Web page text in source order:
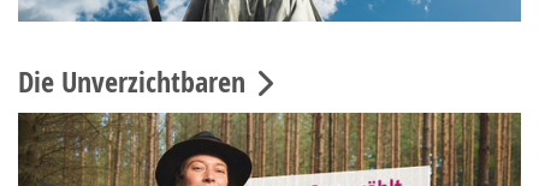
Die Unverzichtbaren